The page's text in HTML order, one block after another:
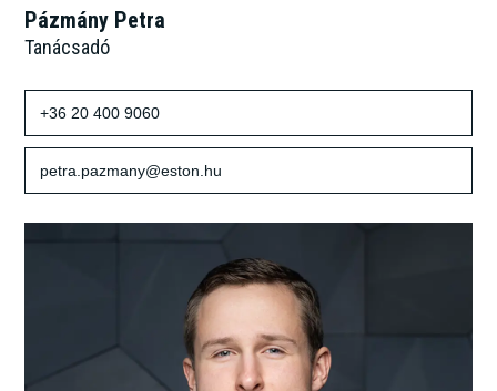
Pázmány Petra
Tanácsadó
+36 20 400 9060
petra.pazmany@eston.hu